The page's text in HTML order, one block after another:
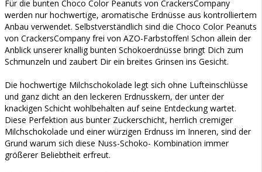
Für die bunten Choco Color Peanuts von CrackersCompany
werden nur hochwertige, aromatische Erdnüsse aus kontrolliertem
Anbau verwendet. Selbstverständlich sind die Choco Color Peanuts
von CrackersCompany frei von AZO-Farbstoffen! Schon allein der
Anblick unserer knallig bunten Schokoerdnüsse bringt Dich zum
Schmunzeln und zaubert Dir ein breites Grinsen ins Gesicht.
Die hochwertige Milchschokolade legt sich ohne Lufteinschlüsse
und ganz dicht an den leckeren Erdnusskern, der unter der
knackigen Schicht wohlbehalten auf seine Entdeckung wartet.
Diese Perfektion aus bunter Zuckerschicht, herrlich cremiger
Milchschokolade und einer würzigen Erdnuss im Inneren, sind der
Grund warum sich diese Nuss-Schoko- Kombination immer
größerer Beliebtheit erfreut.